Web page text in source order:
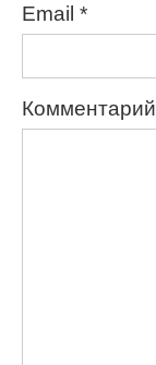
Email *
Комментарий